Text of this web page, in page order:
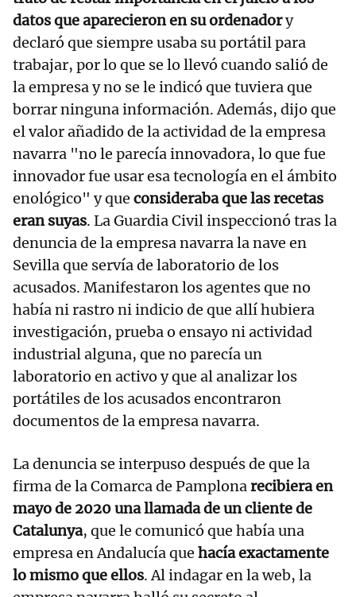
datos que aparecieron en su ordenadory
declaró que siempre usaba su portátil para
trabajar, por lo que se lo llevó cuando salió de
la empresa y no se le indicó que tuviera que
borrar ninguna información. Además, dijo que
el valor añadido de la actividad de la empresa
navarra "no le parecía innovadora, lo que fue
innovador fue usar esa tecnología en el ámbito
enológico" y que consideraba que las recetas
eran suyas. La Guardia Civil inspeccionó tras la
denuncia de la empresa navarra la nave en
Sevilla que servía de laboratorio de los
acusados. Manifestaron los agentes que no
había ni rastro ni indicio de que allí hubiera
investigación, prueba o ensayo ni actividad
industrial alguna, que no parecía un
laboratorio en activo y que al analizar los
portátiles de los acusados encontraron
documentos de la empresa navarra.
La denuncia se interpuso después de que la
firma de la Comarca de Pamplonarecibiera en
mayo de 2020 una llamada de un cliente de
Catalunya, que le comunicó que había una
empresa en Andalucía que hacía exactamente
lo mismo que ellos. Al indagar en la web, la